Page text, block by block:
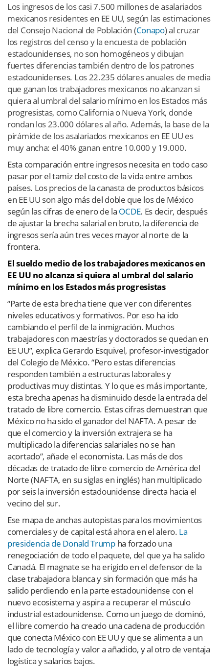
Los ingresos de los casi 7.500 millones de asalariados
mexicanos residentes en EE UU, según las estimaciones
del Consejo Nacional de Población (Conapo) al cruzar
los registros del censo y la encuesta de población
estadounidenses, no son homogéneos y dibujan
fuertes diferencias también dentro de los patrones
estadounidenses. Los 22.235 dólares anuales de media
que ganan los trabajadores mexicanos no alcanzan si
quiera al umbral del salario mínimo en los Estados más
progresistas, como California o Nueva York, donde
rondan los 23.000 dólares al año. Además, la base de la
pirámide de los asalariados mexicanos en EE UU es
muy ancha: el 40% ganan entre 10.000 y 19.000.
Esta comparación entre ingresos necesita en todo caso
pasar por el tamiz del costo de la vida entre ambos
países. Los precios de la canasta de productos básicos
en EE UU son algo más del doble que los de México
según las cifras de enero de la OCDE. Es decir, después
de ajustar la brecha salarial en bruto, la diferencia de
ingresos sería aún tres veces mayor al norte de la
frontera.
El sueldo medio de los trabajadores mexicanos en
EE UU no alcanza si quiera al umbral del salario
mínimo en los Estados más progresistas
“Parte de esta brecha tiene que ver con diferentes
niveles educativos y formativos. Por eso ha ido
cambiando el perfil de la inmigración. Muchos
trabajadores con maestrías y doctorados se quedan en
EE UU”, explica Gerardo Esquivel, profesor-investigador
del Colegio de México. “Pero estas diferencias
responden también a estructuras laborales y
productivas muy distintas. Y lo que es más importante,
esta brecha apenas ha disminuido desde la entrada del
tratado de libre comercio. Estas cifras demuestran que
México no ha sido el ganador del NAFTA. A pesar de
que el comercio y la inversión extrajera se ha
multiplicado la diferencias salariales no se han
acortado”, añade el economista. Las más de dos
décadas de tratado de libre comercio de América del
Norte (NAFTA, en su siglas en inglés) han multiplicado
por seis la inversión estadounidense directa hacia el
vecino del sur.
Ese mapa de anchas autopistas para los movimientos
comerciales y de capital está ahora en el alero. La
presidencia de Donald Trumpha forzado una
renegociación de todo el paquete, del que ya ha salido
Canadá. El magnate se ha erigido en el defensor de la
clase trabajadora blanca y sin formación que más ha
salido perdiendo en la parte estadounidense con el
nuevo ecosistema y aspira a recuperar el músculo
industrial estadounidense. Como un juego de dominó,
el libre comercio ha creado una cadena de producción
que conecta México con EE UU y que se alimenta a un
lado de tecnología y valor a añadido, y al otro de ventaja
logística y salarios bajos.